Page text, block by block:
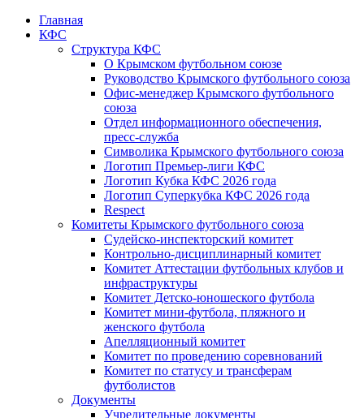
Главная
КФС
Структура КФС
О Крымском футбольном союзе
Руководство Крымского футбольного союза
Офис-менеджер Крымского футбольного
союза
Отдел информационного обеспечения,
пресс-служба
Символика Крымского футбольного союза
Логотип Премьер-лиги КФС
Логотип Кубка КФС 2026 года
Логотип Суперкубка КФС 2026 года
Respect
Комитеты Крымского футбольного союза
Судейско-инспекторский комитет
Контрольно-дисциплинарный комитет
Комитет Аттестации футбольных клубов и
инфраструктуры
Комитет Детско-юношеского футбола
Комитет мини-футбола, пляжного и
женского футбола
Апелляционный комитет
Комитет по проведению соревнований
Комитет по статусу и трансферам
футболистов
Документы
Учредительные документы